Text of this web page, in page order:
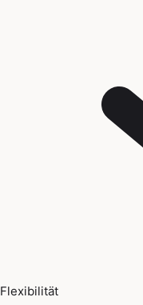
Flexibilität